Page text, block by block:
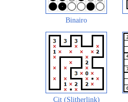
Binairo
Çit (Slitherlink)